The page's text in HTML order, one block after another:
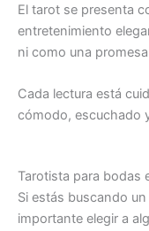
El tarot se presenta
entretenimiento
ni como una
Cada lectura está
cómodo, escuchado
Tarotista para bodas
Si estás buscando un
importante elegir a